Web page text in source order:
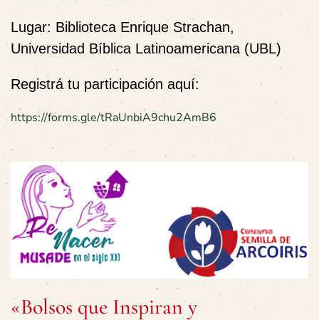
Lugar: Biblioteca Enrique Strachan,
Universidad Bíblica Latinoamericana (UBL)
Registrá tu participación aquí:
https://forms.gle/tRaUnbiA9chu2AmB6
«Bolsos que Inspiran y